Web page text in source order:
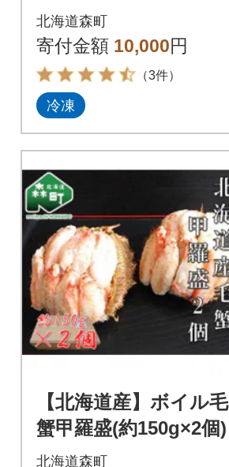
g前後～約300g前後×2
尾)
北海道森町
寄付金額 10,000円
（3件）
冷凍
【北海道産】ボイル毛
蟹甲羅盛(約150g×2個)
北海道森町